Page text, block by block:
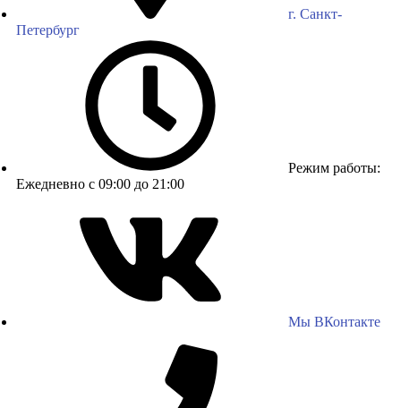
г. Санкт-
Петербург
Режим работы:
Ежедневно с 09:00 до 21:00
Мы ВКонтакте